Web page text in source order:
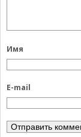
Имя
E-mail